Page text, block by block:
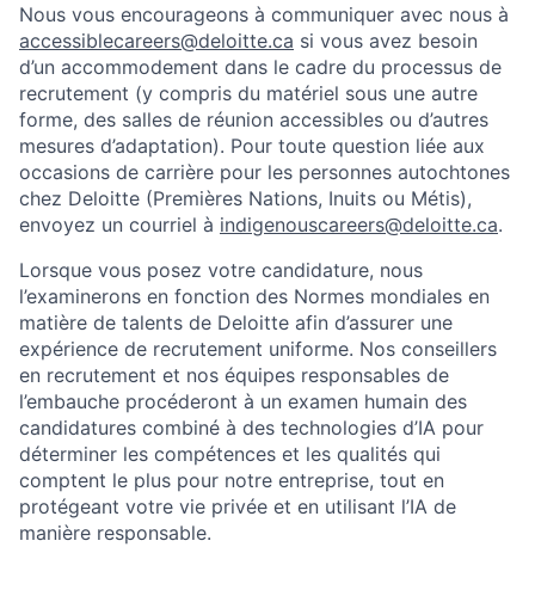
Nous vous encourageons à communiquer avec nous à
accessiblecareers@deloitte.ca si vous avez besoin
d’un accommodement dans le cadre du processus de
recrutement (y compris du matériel sous une autre
forme, des salles de réunion accessibles ou d’autres
mesures d’adaptation). Pour toute question liée aux
occasions de carrière pour les personnes autochtones
chez Deloitte (Premières Nations, Inuits ou Métis),
envoyez un courriel à indigenouscareers@deloitte.ca.
Lorsque vous posez votre candidature, nous
l’examinerons en fonction des Normes mondiales en
matière de talents de Deloitte afin d’assurer une
expérience de recrutement uniforme. Nos conseillers
en recrutement et nos équipes responsables de
l’embauche procéderont à un examen humain des
candidatures combiné à des technologies d’IA pour
déterminer les compétences et les qualités qui
comptent le plus pour notre entreprise, tout en
protégeant votre vie privée et en utilisant l’IA de
manière responsable.